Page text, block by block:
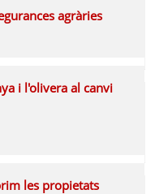
agràries
i l'olivera al canvi
les propietats